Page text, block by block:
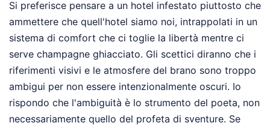
Si preferisce pensare a un hotel infestato piuttosto che
ammettere che quell'hotel siamo noi, intrappolati in un
sistema di comfort che ci toglie la libertà mentre ci
serve champagne ghiacciato. Gli scettici diranno che i
riferimenti visivi e le atmosfere del brano sono troppo
ambigui per non essere intenzionalmente oscuri. Io
rispondo che l'ambiguità è lo strumento del poeta, non
necessariamente quello del profeta di sventure. Se